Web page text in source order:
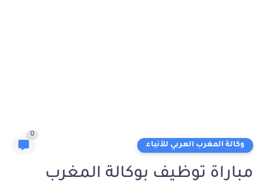
وكالة المغرب العربي للأنباء
0
مباراة توظيف بوكالة المغرب